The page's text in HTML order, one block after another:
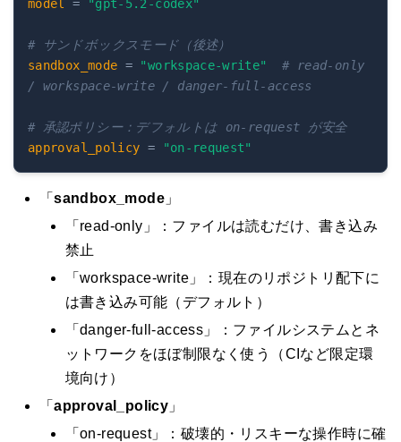
model
= "gpt-5.2-codex"
# サンドボックスモード（後述）
sandbox_mode = "workspace-write"
# read-only
/ workspace-write / danger-full-access
# 承認ポリシー：デフォルトは on-request が安全
approval_policy = "on-request"
「sandbox_mode 」
「read-only」：ファイルは読むだけ、書き込み
禁止
「workspace-write」：現在のリポジトリ配下に
は書き込み可能（デフォルト）
「danger-full-access」：ファイルシステムとネ
ットワークをほぼ制限なく使う（CIなど限定環
境向け）
「approval_policy 」
「on-request」：破壊的・リスキーな操作時に確